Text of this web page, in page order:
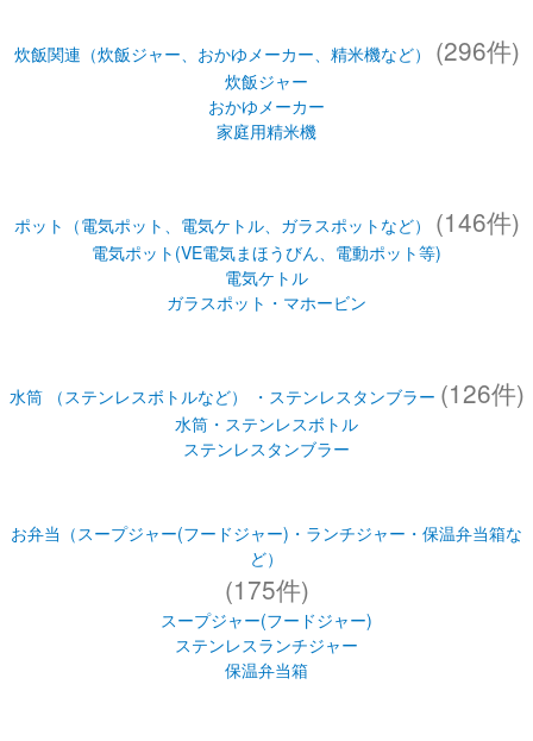
炊飯関連（炊飯ジャー、おかゆメーカー、精米機など） (296件)
炊飯ジャー
おかゆメーカー
家庭用精米機
ポット（電気ポット、電気ケトル、ガラスポットなど） (146件)
電気ポット(VE電気まほうびん、電動ポット等)
電気ケトル
ガラスポット・マホービン
水筒 （ステンレスボトルなど） ・ステンレスタンブラー (126件)
水筒・ステンレスボトル
ステンレスタンブラー
お弁当（スープジャー(フードジャー)・ランチジャー・保温弁当箱な
ど）
(175件)
スープジャー(フードジャー)
ステンレスランチジャー
保温弁当箱